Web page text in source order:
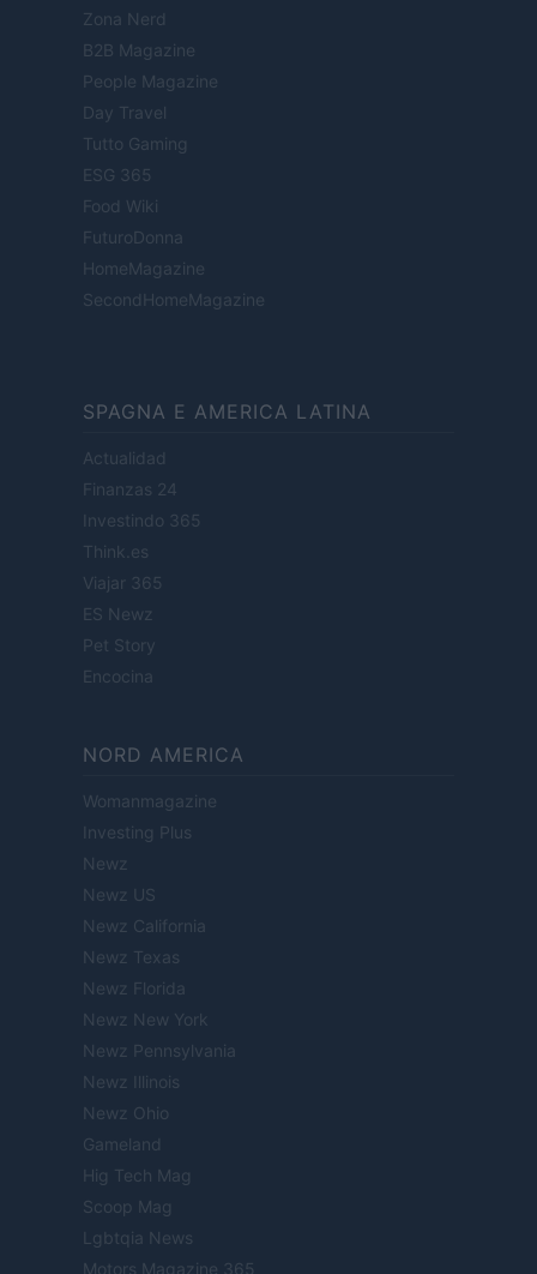
Zona Nerd
B2B Magazine
People Magazine
Day Travel
Tutto Gaming
ESG 365
Food Wiki
FuturoDonna
HomeMagazine
SecondHomeMagazine
SPAGNA E AMERICA LATINA
Actualidad
Finanzas 24
Investindo 365
Think.es
Viajar 365
ES Newz
Pet Story
Encocina
NORD AMERICA
Womanmagazine
Investing Plus
Newz
Newz US
Newz California
Newz Texas
Newz Florida
Newz New York
Newz Pennsylvania
Newz Illinois
Newz Ohio
Gameland
Hig Tech Mag
Scoop Mag
Lgbtqia News
Motors Magazine 365